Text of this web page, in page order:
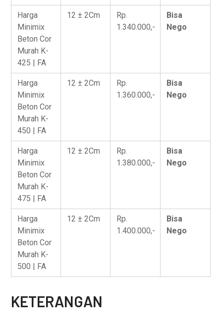
Harga
Minimix
Beton Cor
Murah K-
425 | FA
12 ± 2Cm
Rp.
1.340.000,-
Bisa
Nego
Harga
Minimix
Beton Cor
Murah K-
450 | FA
12 ± 2Cm
Rp.
1.360.000,-
Bisa
Nego
Harga
Minimix
Beton Cor
Murah K-
475 | FA
12 ± 2Cm
Rp.
1.380.000,-
Bisa
Nego
Harga
Minimix
Beton Cor
Murah K-
500 | FA
12 ± 2Cm
Rp.
1.400.000,-
Bisa
Nego
KETERANGAN